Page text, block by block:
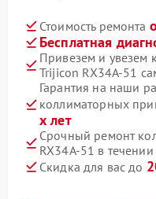
Стоимость ремонта
Бесплатная
Привезем и увезем
Trijicon RX34A-51
Гарантия на наши
коллиматорных
х лет
Срочный ремонт
RX34A-51 в течении
Скидка для вас до